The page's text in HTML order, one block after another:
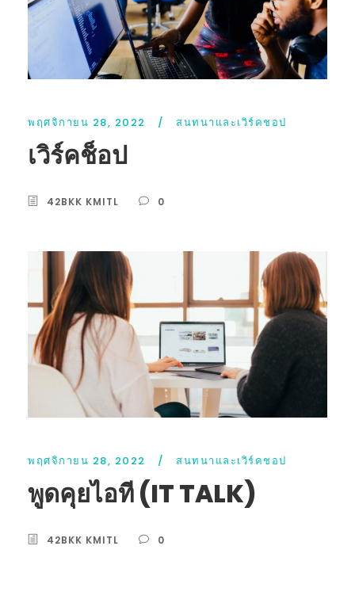
พฤศจิกายน 28, 2022 / สนทนาและเวิร์คชอป
เวิร์คช็อป
42BKK KMITL 0
พฤศจิกายน 28, 2022 / สนทนาและเวิร์คชอป
พูดคุยไอที (IT TALK)
42BKK KMITL 0